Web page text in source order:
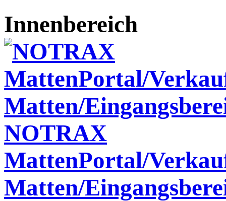
Innenbereich
NOTRAX
MattenPortal/
Matten/